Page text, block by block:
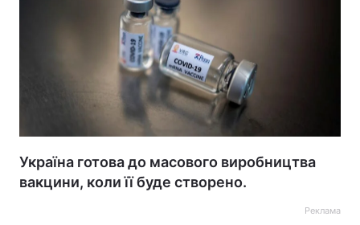
Україна готова до масового виробництва
вакцини, коли її буде створено.
Реклама